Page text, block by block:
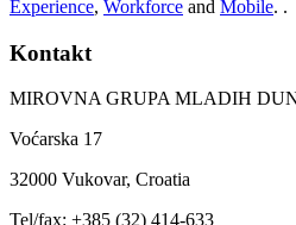
Experience, Workforce and Mobile. .
Kontakt
MIROVNA GRUPA MLADIH
Voćarska 17
32000 Vukovar, Croatia
Tel/fax: +385 (32) 414-633